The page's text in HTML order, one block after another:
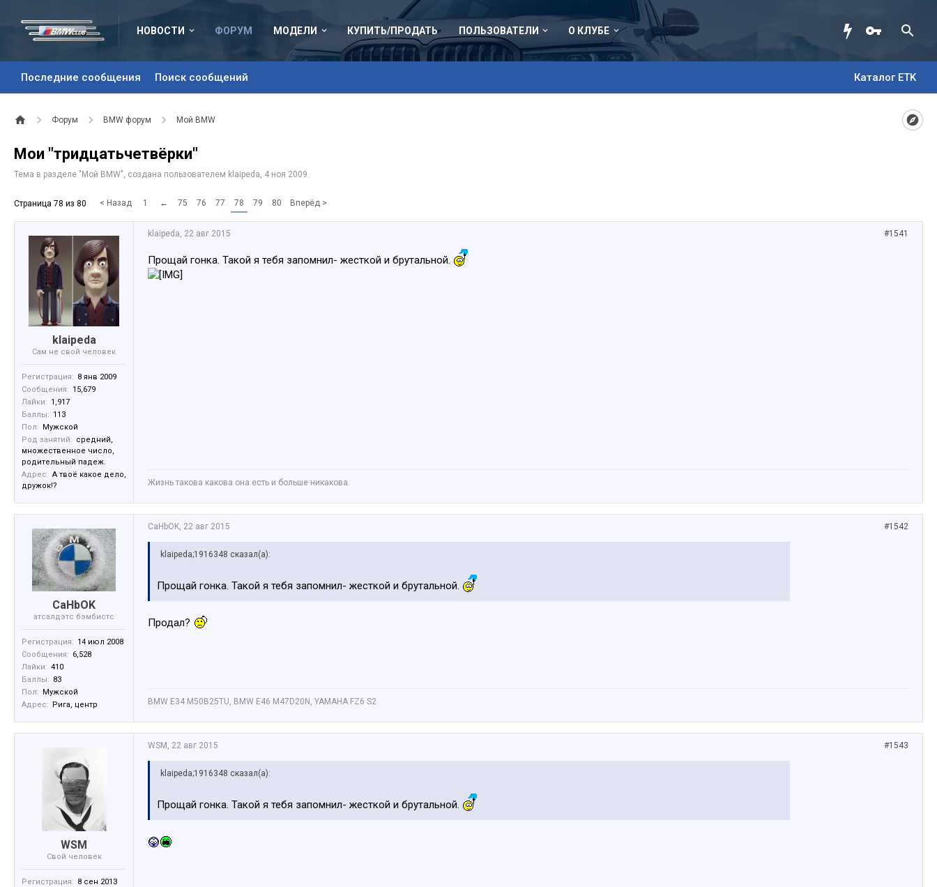
НОВОСТИ ФОРУМ
Последние сообщения Поиск сообщений Каталог ETK
МОДЕЛИ КУПИТЬ/ПРОДАТЬ ПОЛЬЗОВАТЕЛИ О КЛУБЕ
Форум BMW форум Мой BMW
Мои "тридцатьчетвёрки"
Тема в разделе " Мой BMW", создана пользователем klaipeda, 4 ноя 2009.
Страница 78 из 80 < Назад 1 ← 75 76 77 78 79 80 Вперёд >
klaipeda
Сам не свой человек
Регистрация: 8 янв 2009
Сообщения: 15,679
Лайки: 1,917
Баллы: 113
Пол: Мужской
Род занятий: средний,
множественное число,
родительный падеж.
Адрес: А твоё какое дело,
дружок!?
#1541
klaipeda, 22 авг 2015
Прощай гонка. Такой я тебя запомнил- жесткой и брутальной.
Жизнь такова какова она есть и больше никакова.
CaHbOK
атсалдэтс бэмбистс
Регистрация: 14 июл 2008
Сообщения: 6,528
Лайки: 410
Баллы: 83
Пол: Мужской
Адрес: Рига, центр
#1542
CaHbOK, 22 авг 2015
klaipeda;1916348 сказал(а):
Прощай гонка. Такой я тебя запомнил- жесткой и брутальной.
Продал?
BMW E34 M50B25TU, BMW E46 M47D20N, YAMAHA FZ6 S2
WSM
Свой человек
Регистрация: 8 сен 2013
#1543
WSM , 22 авг 2015
klaipeda;1916348 сказал(а):
Прощай гонка. Такой я тебя запомнил- жесткой и брутальной.